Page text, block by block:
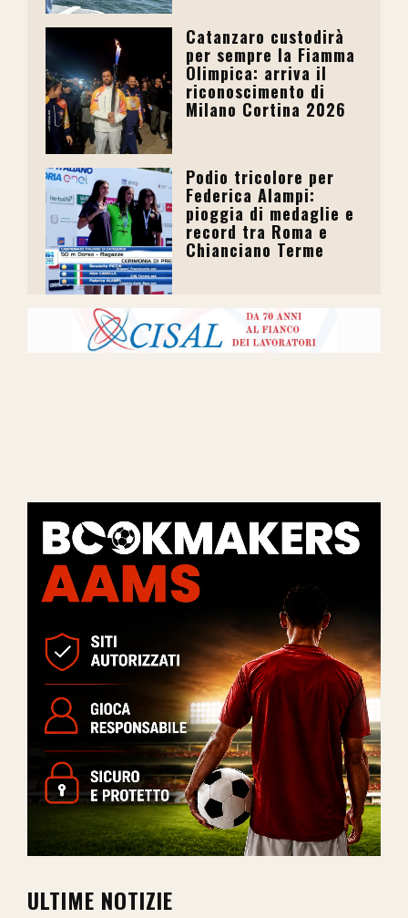
Catanzaro custodirà
per sempre la Fiamma
Olimpica: arriva il
riconoscimento di
Milano Cortina 2026
Podio tricolore per
Federica Alampi:
pioggia di medaglie e
record tra Roma e
Chianciano Terme
ULTIME NOTIZIE